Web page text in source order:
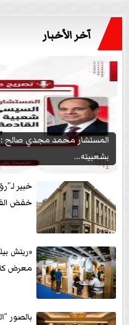
آخر الأخبار
المستشار محمد مجدي صالح :
بشعبيته...
خبير
خفض
«ريتش
معرض كافيكس2026
بالصور